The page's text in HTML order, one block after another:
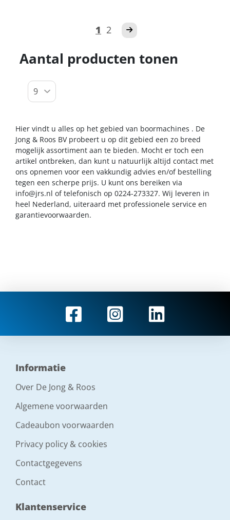
1 2
Aantal producten tonen
Hier vindt u alles op het gebied van boormachines . De
Jong & Roos BV probeert u op dit gebied een zo breed
mogelijk assortiment aan te bieden. Mocht er toch een
artikel ontbreken, dan kunt u natuurlijk altijd contact met
ons opnemen voor een vakkundig advies en/of bestelling
tegen een scherpe prijs. U kunt ons bereiken via
info@jrs.nl of telefonisch op 0224-273327. Wij leveren in
heel Nederland, uiteraard met professionele service en
garantievoorwaarden.
Informatie
Over De Jong & Roos
Algemene voorwaarden
Cadeaubon voorwaarden
Privacy policy & cookies
Contactgegevens
Contact
Klantenservice